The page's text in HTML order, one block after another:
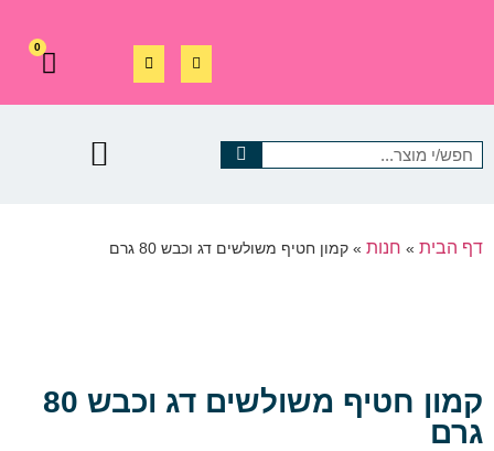
0
דף הבית » חנות » קמון חטיף משולשים דג וכבש 80 גרם
קמון חטיף משולשים דג וכבש 80
גרם